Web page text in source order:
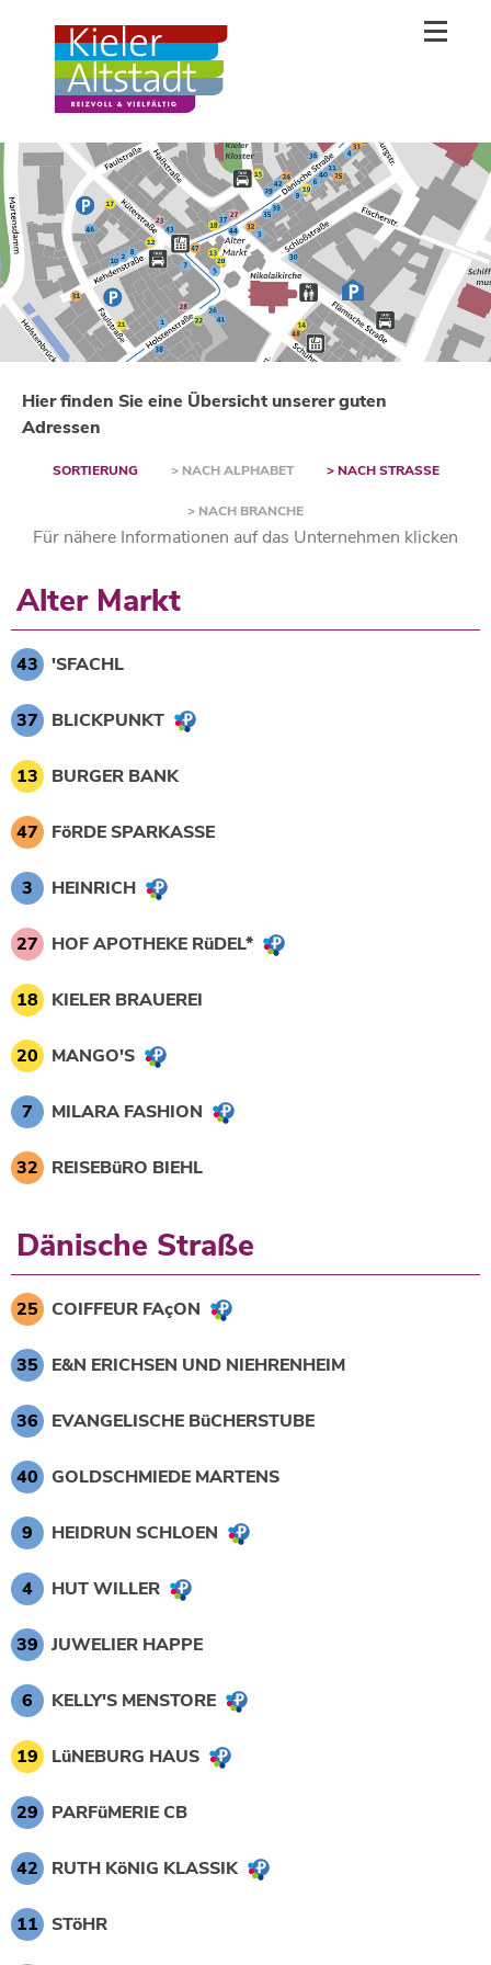
Hier finden Sie eine Übersicht unserer guten
Adressen
SORTIERUNG > NACH ALPHABET > NACH STRASSE
> NACH BRANCHE
Für nähere Informationen auf das Unternehmen klicken
Alter Markt
43 'SFACHL
37 BLICKPUNKT
13 BURGER BANK
47 FöRDE SPARKASSE
3 HEINRICH
27 HOF APOTHEKE RüDEL*
18 KIELER BRAUEREI
20 MANGO'S
7 MILARA FASHION
32 REISEBüRO BIEHL
Dänische Straße
25 COIFFEUR FAçON
35 E&N ERICHSEN UND NIEHRENHEIM
36 EVANGELISCHE BüCHERSTUBE
40 GOLDSCHMIEDE MARTENS
9 HEIDRUN SCHLOEN
4 HUT WILLER
39 JUWELIER HAPPE
6 KELLY'S MENSTORE
19 LüNEBURG HAUS
29 PARFüMERIE CB
42 RUTH KöNIG KLASSIK
11 STöHR